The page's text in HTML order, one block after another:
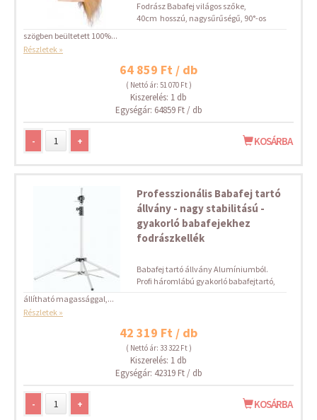
Fodrász Babafej világos szőke,
40cm hosszú, nagysűrűségű, 90°-os
szögben beültetett 100%...
Részletek »
64 859 Ft / db
( Nettó ár: 51 070 Ft )
Kiszerelés: 1 db
Egységár: 64859 Ft / db
- + KOSÁRBA
Professzionális Babafej tartó
állvány - nagy stabilitású -
gyakorló babafejekhez
fodrászkellék
Babafej tartó állvány Alumíniumból.
Profi háromlábú gyakorló babafejtartó,
állítható magassággal,...
Részletek »
42 319 Ft / db
( Nettó ár: 33 322 Ft )
Kiszerelés: 1 db
Egységár: 42319 Ft / db
- + KOSÁRBA